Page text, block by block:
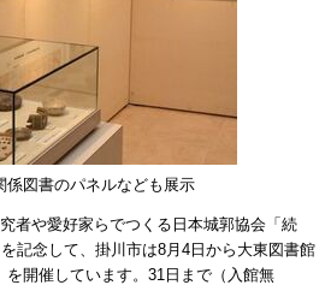
係図書のパネルなども展示
者や愛好家らでつくる日本城郭協会「続
記念して、掛川市は8月4日から大東図書館
開催しています。31日まで（入館無